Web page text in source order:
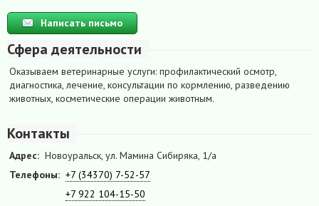
Написать письмо
Сфера деятельности
Оказываем ветеринарные услуги: профилактический осмотр,
диагностика, лечение, консультации по кормлению, разведению
животных, косметические операции животным.
Контакты
Адрес: Новоуральск, ул. Мамина Сибиряка, 1/а
Телефоны: +7 (34370) 7-52-57
+7 922 104-15-50